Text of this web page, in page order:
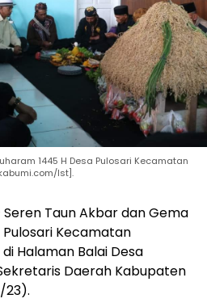
1445 H Desa Pulosari Kecamatan
Ist].
Seren Taun Akbar dan Gema
Pulosari Kecamatan
Halaman Balai Desa
Daerah Kabupaten
23).